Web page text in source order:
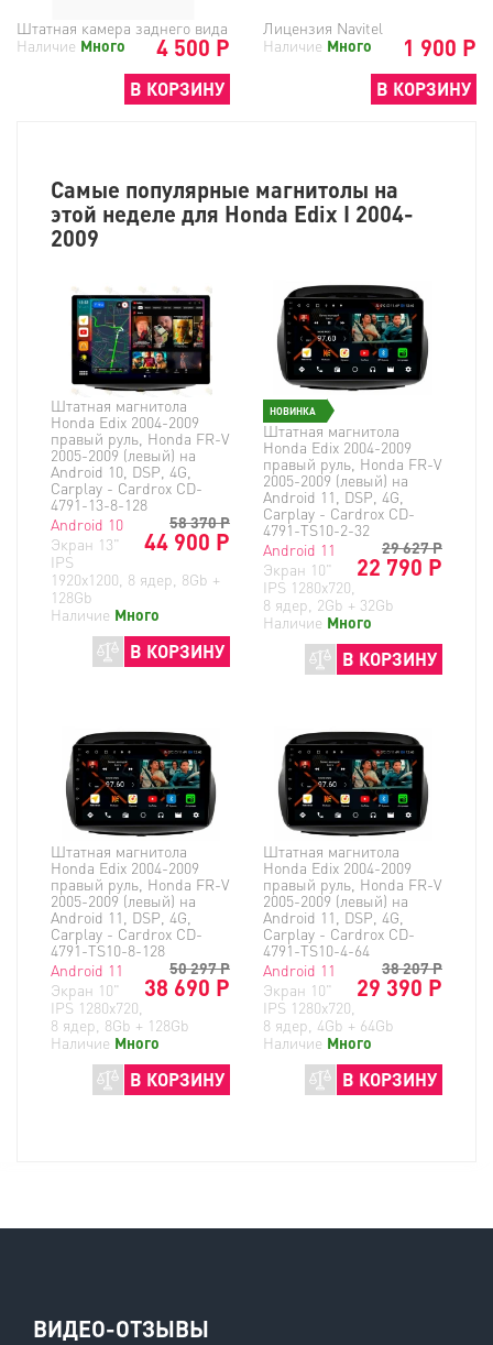
Штатная камера заднего вида
4 500 Р
Наличие Много
В КОРЗИНУ
Лицензия Navitel
1 900 Р
Наличие Много
В КОРЗИНУ
Самые популярные магнитолы на
этой неделе для Honda Edix I 2004-
2009
Штатная магнитола
Honda Edix 2004-2009
правый руль, Honda FR-V
2005-2009 (левый) на
Android 10, DSP, 4G,
Carplay - Cardrox CD-
4791-13-8-128
58 370Р
44 900 Р
Android 10
Экран 13"
IPS
1920х1200, 8 ядер, 8Gb +
128Gb
Наличие Много
В КОРЗИНУ
НОВИНКА
Штатная магнитола
Honda Edix 2004-2009
правый руль, Honda FR-V
2005-2009 (левый) на
Android 11, DSP, 4G,
Carplay - Cardrox CD-
4791-TS10-2-32
29 627Р
22 790 Р
Android 11
Экран 10"
IPS 1280x720,
8 ядер, 2Gb + 32Gb
Наличие Много
В КОРЗИНУ
Штатная магнитола
Honda Edix 2004-2009
правый руль, Honda FR-V
2005-2009 (левый) на
Android 11, DSP, 4G,
Carplay - Cardrox CD-
4791-TS10-8-128
50 297Р
38 690 Р
Android 11
Экран 10"
IPS 1280x720,
8 ядер, 8Gb + 128Gb
Наличие Много
В КОРЗИНУ
Штатная магнитола
Honda Edix 2004-2009
правый руль, Honda FR-V
2005-2009 (левый) на
Android 11, DSP, 4G,
Carplay - Cardrox CD-
4791-TS10-4-64
38 207Р
29 390 Р
Android 11
Экран 10"
IPS 1280x720,
8 ядер, 4Gb + 64Gb
Наличие Много
В КОРЗИНУ
ВИДЕО-ОТЗЫВЫ